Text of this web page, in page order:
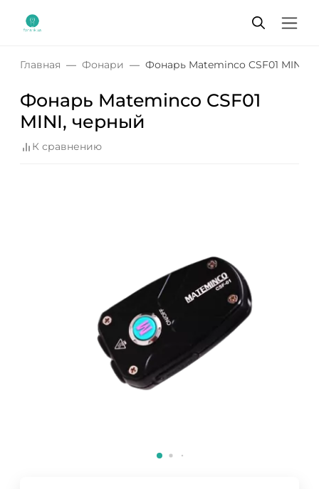
Главная Фонари Фонарь Mateminсo CSF01 MINI,
Фонарь Mateminсo CSF01
MINI, черный
К сравнению